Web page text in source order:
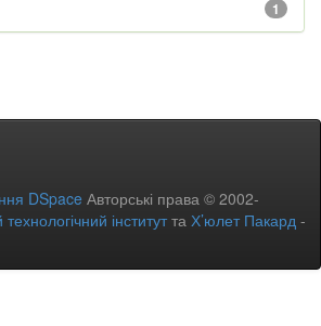
1
DSpace Авторські права © 2002-
інститутта Х’юлет Пакард -